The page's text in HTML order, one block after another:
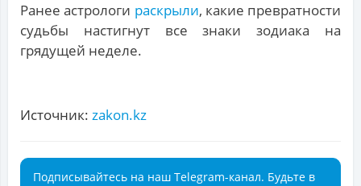
Ранее астрологи раскрыли, какие превратности
судьбы настигнут все знаки зодиака на
грядущей неделе.
Источник: zakon.kz
Подписывайтесь на наш Telegram-канал. Будьте в